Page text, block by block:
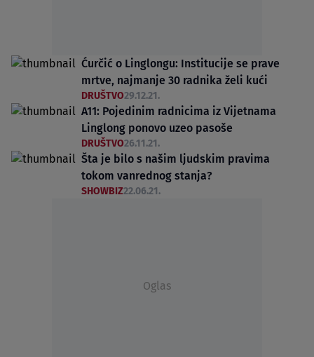
Ćurčić o Linglongu: Institucije se prave
mrtve, najmanje 30 radnika želi kući
DRUŠTVO29.12.21.
A11: Pojedinim radnicima iz Vijetnama
Linglong ponovo uzeo pasoše
DRUŠTVO26.11.21.
Šta je bilo s našim ljudskim pravima
tokom vanrednog stanja?
SHOWBIZ22.06.21.
Oglas